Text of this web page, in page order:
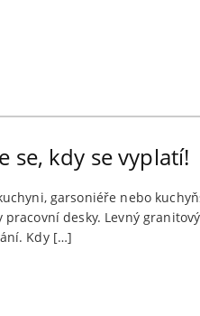
se, kdy se vyplatí!
garsoniéře nebo
desky. Levný
Kdy […]